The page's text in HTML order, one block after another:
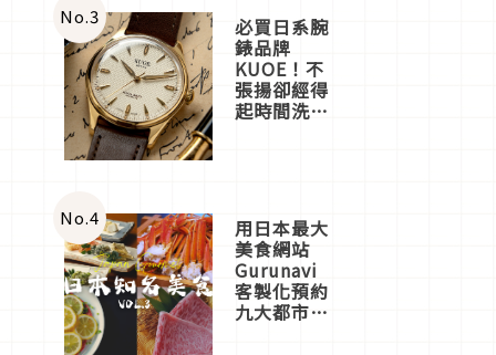
No.3 必買日系腕
錶品牌
KUOE！不
張揚卻經得
起時間洗鍊
No.4 用日本最大
美食網站
Gurunavi
客製化預約
九大都市餐